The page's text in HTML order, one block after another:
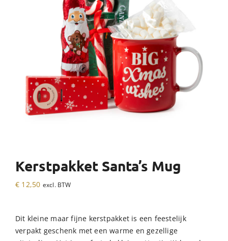
Over Kerst & Kado
Kerstpakket Santa’s Mug
€ 12,50 excl. BTW
Dit kleine maar fijne kerstpakket is een feestelijk
verpakt geschenk met een warme en gezellige